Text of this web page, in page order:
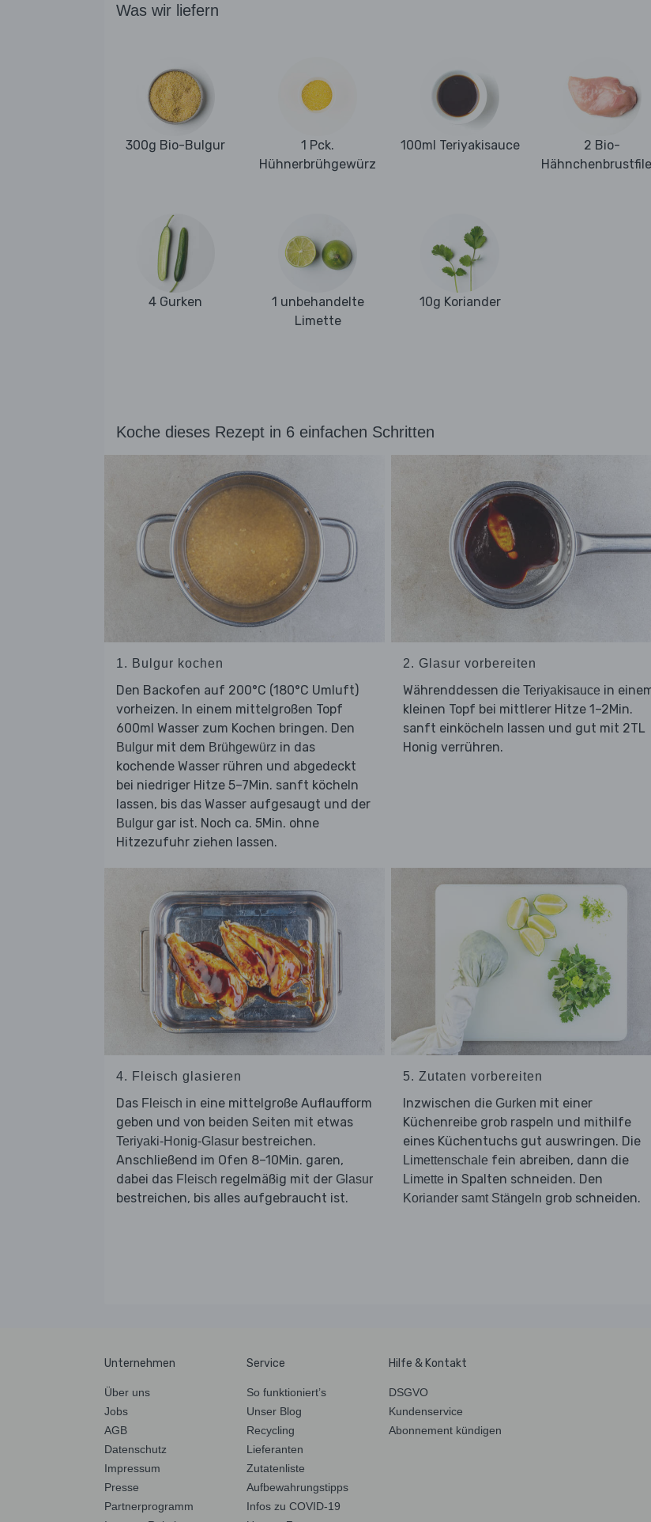
Was wir liefern
300g Bio-Bulgur
1 Pck.
Hühnerbrühgewürz
100ml Teriyakisauce
2 Bio-
4 Gurken
1 unbehandelte
Limette
10g Koriander
Koche dieses Rezept in 6 einfachen Schritten
1. Bulgur kochen
Den Backofen auf 200°C (180°C Umluft)
vorheizen. In einem mittelgroßen Topf
600ml Wasser zum Kochen bringen. Den
Bulgur mit dem Brühgewürz in das
kochende Wasser rühren und abgedeckt
bei niedriger Hitze 5–7Min. sanft köcheln
lassen, bis das Wasser aufgesaugt und der
Bulgur gar ist. Noch ca. 5Min. ohne
Hitzezufuhr ziehen lassen.
2. Glasur vorbereiten
Währenddessen die Teriyakisauce in
kleinen Topf bei mittlerer Hitze 1–2Min.
sanft einköcheln lassen und gut mit 2TL
Honig verrühren.
4. Fleisch glasieren
Das Fleisch in eine mittelgroße Auflaufform
geben und von beiden Seiten mit etwas
Teriyaki-Honig-Glasur bestreichen.
Anschließend im Ofen 8–10Min. garen,
dabei das Fleisch regelmäßig mit der Glasur
bestreichen, bis alles aufgebraucht ist.
5. Zutaten vorbereiten
Inzwischen die Gurken mit einer
Küchenreibe grob raspeln und mithilfe
eines Küchentuchs gut auswringen. Die
Limettenschale fein abreiben, dann die
Limette in Spalten schneiden. Den
Koriander samt Stängeln grob schneiden.
Unternehmen
Über uns
Jobs
AGB
Datenschutz
Impressum
Presse
Partnerprogramm
Service
So funktioniert’s
Unser Blog
Recycling
Lieferanten
Zutatenliste
Aufbewahrungstipps
Infos zu COVID-19
Hilfe & Kontakt
DSGVO
Kundenservice
Abonnement kündigen